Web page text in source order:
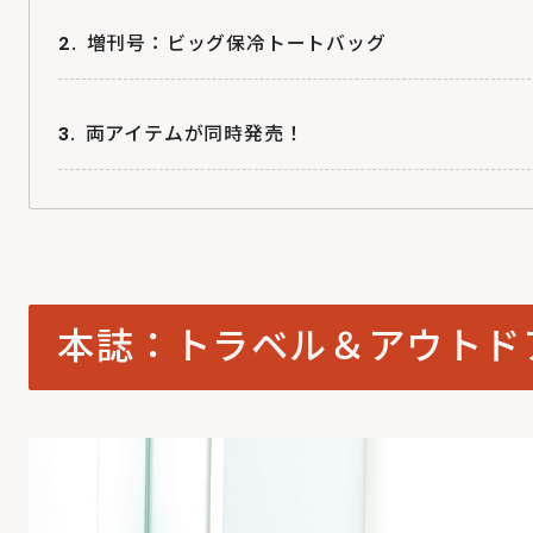
増刊号：ビッグ保冷トートバッグ
両アイテムが同時発売！
本誌：トラベル＆アウト